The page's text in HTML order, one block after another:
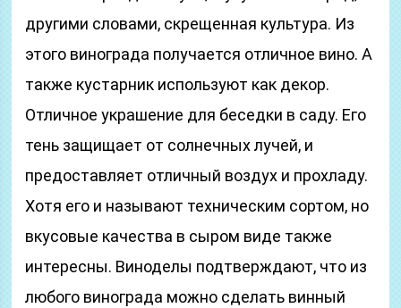
другими словами, скрещенная культура. Из
этого винограда получается отличное вино. А
также кустарник используют как декор.
Отличное украшение для беседки в саду. Его
тень защищает от солнечных лучей, и
предоставляет отличный воздух и прохладу.
Хотя его и называют техническим сортом, но
вкусовые качества в сыром виде также
интересны. Виноделы подтверждают, что из
любого винограда можно сделать винный